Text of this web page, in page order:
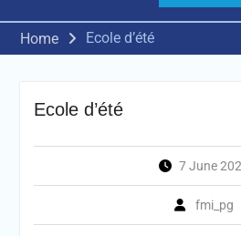
Home Ecole d’été
Ecole d’été
7 June
fmi_pg